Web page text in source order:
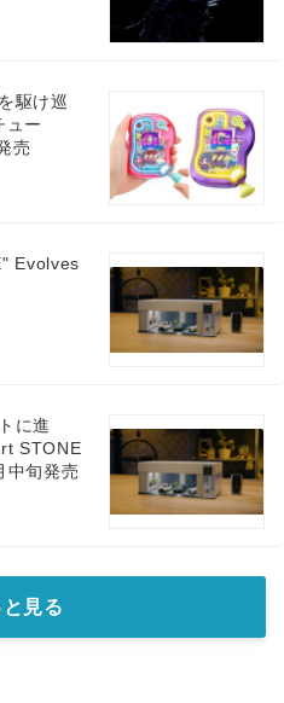
駆け巡
ュー
売
Evolves
に進
STONE
中旬発売
と見る